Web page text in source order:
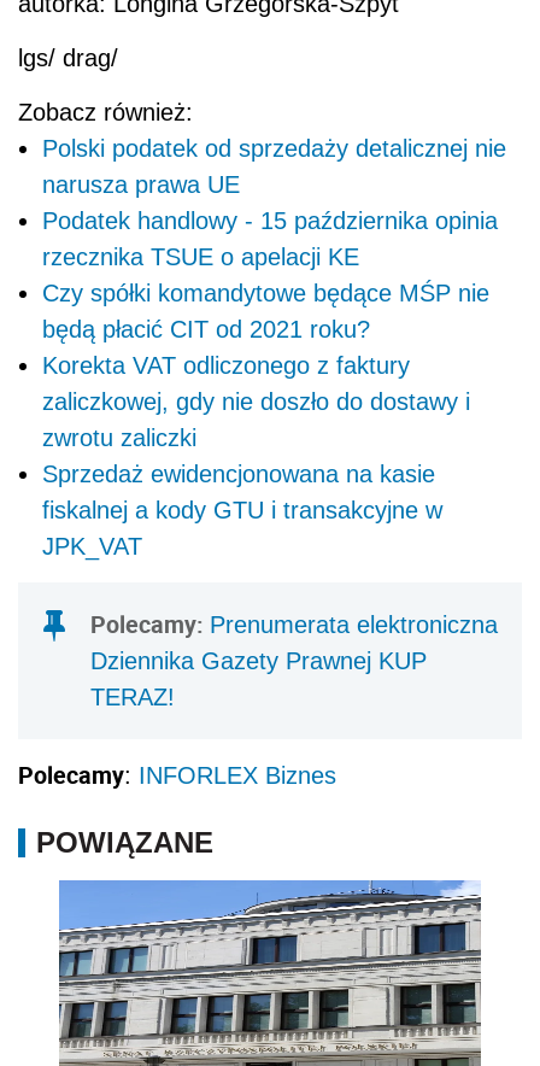
lgs/ drag/
Zobacz również:
Polski podatek od sprzedaży detalicznej nie
narusza prawa UE
Podatek handlowy - 15 października opinia
rzecznika TSUE o apelacji KE
Czy spółki komandytowe będące MŚP nie
będą płacić CIT od 2021 roku?
Korekta VAT odliczonego z faktury
zaliczkowej, gdy nie doszło do dostawy i
zwrotu zaliczki
Sprzedaż ewidencjonowana na kasie
fiskalnej a kody GTU i transakcyjne w
JPK_VAT
Polecamy: Prenumerata elektroniczna
Dziennika Gazety Prawnej KUP
TERAZ!
Polecamy: INFORLEX Biznes
POWIĄZANE